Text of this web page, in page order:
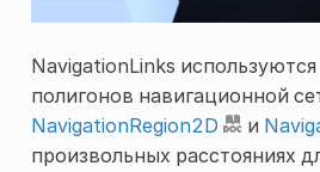
NavigationLinks
полигонов навигационной
NavigationRegion2D
и
произвольных расстояниях